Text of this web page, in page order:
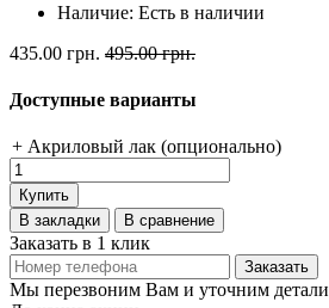
Наличие: Есть в наличии
435.00 грн. 495.00 грн.
Доступные варианты
+ Акриловый лак (опционально)
Купить
В закладки
В сравнение
Заказать в 1 клик
Заказать
Мы перезвоним Вам и уточним детали